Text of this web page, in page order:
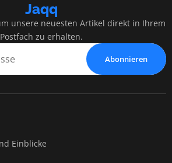
Jaqq
unsere neuesten Artikel direkt in Ihrem
Postfach zu erhalten.
Abonnieren
Einblicke